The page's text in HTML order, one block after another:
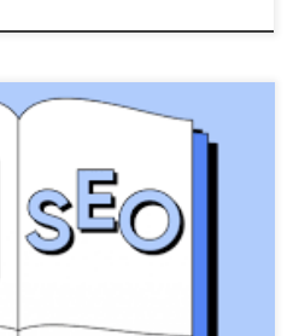
recherche (SEO) : Maximisez
L’optimisation pour les moteurs
crucial pour toute stratégie de
le référencement sur Google est
de votre site web et attirer un